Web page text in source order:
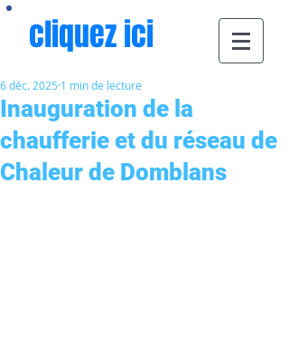
cliquez ici
Inauguration de la
chaufferie et du réseau de
Chaleur de Domblans
6 déc. 2025 1 min de lecture